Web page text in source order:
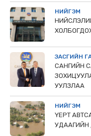
НИЙГЭМ
ЗАСГИЙН
САНГИЙН
УУЛЗЛАА
НИЙГЭМ
ҮЕРТ
УДААГИЙН